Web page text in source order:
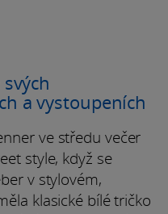
a vystoupeních
ve středu večer
style, když se
v stylovém,
klasické bílé tričko